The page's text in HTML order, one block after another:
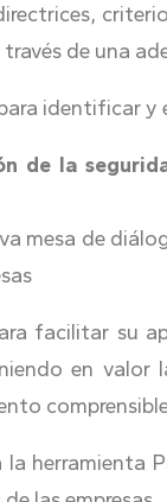
de una
identificar
de la
mesa de
facilitar su
en valor
la herramienta